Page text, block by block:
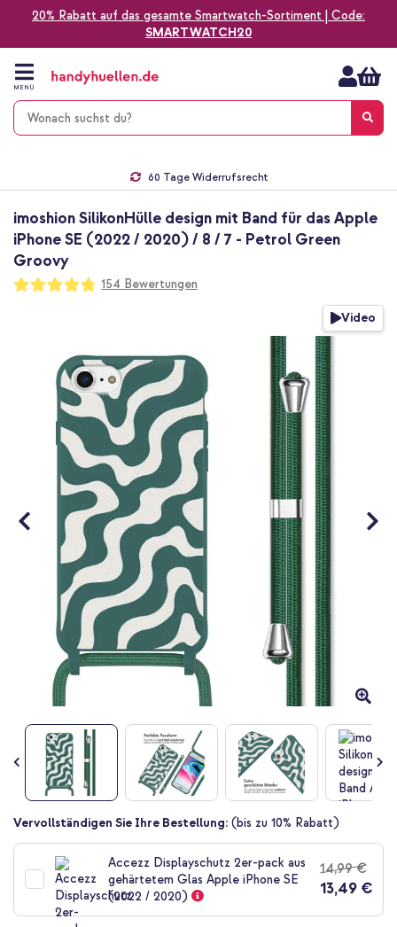
20% Rabatt auf das gesamte Smartwatch-Sortiment | Code:
SMARTWATCH20
Zum
Inhalt
springen
MENÜ
60 Tage Widerrufsrecht
imoshion SilikonHülle design mit Band für das Apple
iPhone SE (2022 / 2020) / 8 / 7 - Petrol Green
Groovy
Bewertung:
95
100
154 Bewertungen
Bildgalerie
springen
Video
Zum
Bildgalerie
springen
Vervollständigen Sie Ihre Bestellung: (bis zu 10% Rabatt)
Accezz Displayschutz 2er-pack aus
gehärtetem Glas Apple iPhone SE
(2022 / 2020)
14,99 €
13,49 €